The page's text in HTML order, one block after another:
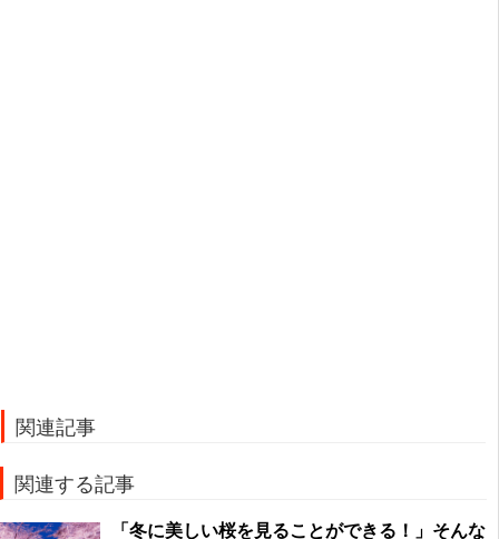
関連記事
関連する記事
「冬に美しい桜を見ることができる！」そんな